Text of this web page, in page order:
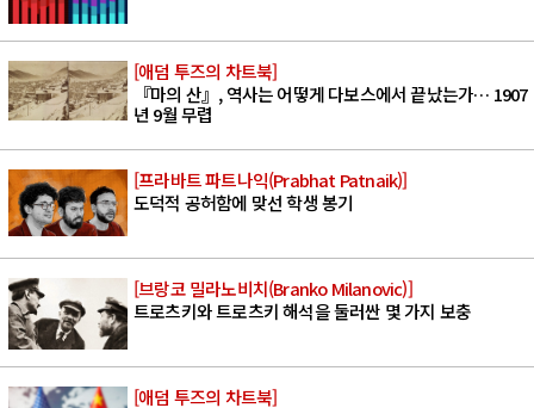
[애덤 투즈의 차트북]
『마의 산』, 역사는 어떻게 다보스에서 끝났는가… 1907
년 9월 무렵
[프라바트 파트나익(Prabhat Patnaik)]
도덕적 공허함에 맞선 학생 봉기
[브랑코 밀라노비치(Branko Milanovic)]
트로츠키와 트로츠키 해석을 둘러싼 몇 가지 보충
[애덤 투즈의 차트북]